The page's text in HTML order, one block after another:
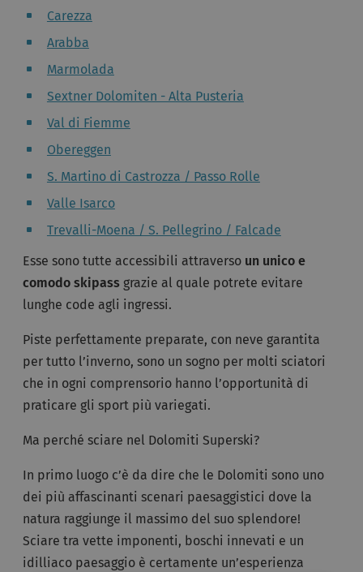
Carezza
Arabba
Marmolada
Sextner Dolomiten - Alta Pusteria
Val di Fiemme
Obereggen
S. Martino di Castrozza / Passo Rolle
Valle Isarco
Trevalli-Moena / S. Pellegrino / Falcade
Esse sono tutte accessibili attraverso un unico e
comodo skipassgrazie al quale potrete evitare
lunghe code agli ingressi.
Piste perfettamente preparate, con neve garantita
per tutto l’inverno, sono un sogno per molti sciatori
che in ogni comprensorio hanno l’opportunità di
praticare gli sport più variegati.
Ma perché sciare nel Dolomiti Superski?
In primo luogo c’è da dire che le Dolomiti sono uno
dei più affascinanti scenari paesaggistici dove la
natura raggiunge il massimo del suo splendore!
Sciare tra vette imponenti, boschi innevati e un
idilliaco paesaggio è certamente un’esperienza